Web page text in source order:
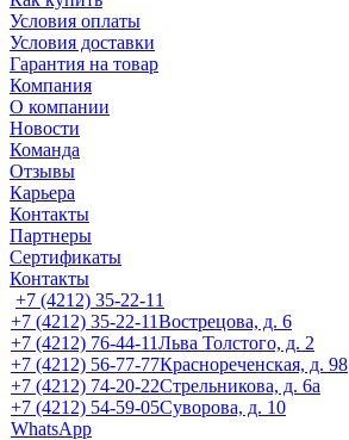
Условия оплаты
Условия доставки
Гарантия на товар
Компания
О компании
Новости
Команда
Отзывы
Карьера
Контакты
Партнеры
Сертификаты
Контакты
+7 (4212) 35-22-11
+7 (4212) 35-22-11Вострецова, д. 6
+7 (4212) 76-44-11Льва Толстого, д. 2
+7 (4212) 56-77-77Краснореченская, д. 98
+7 (4212) 74-20-22Стрельникова, д. 6а
+7 (4212) 54-59-05Суворова, д. 10
WhatsApp